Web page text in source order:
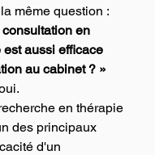
même question :
en
aussi efficace
au cabinet ? »
en thérapie
des principaux
d'un